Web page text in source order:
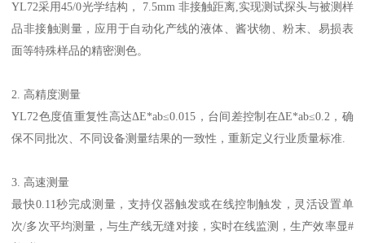
YL72采用45/0光学结构， 7.5mm 非接触距离,实现测试探头与被测样
品非接触测量，应用于自动化产线的液体、酱状物、粉末、易损表
面等特殊样品的精密测色。
2. 高精度测量
YL72色度值重复性高达ΔE*ab≤0.015 ，台间差控制在ΔE*ab≤0.2 ，确
保不同批次、不同设备测量结果的一致性，重新定义行业质量标准.
3. 高速测量
最快0.11秒完成测量，支持仪器触发或在线控制触发，灵活设置单
次/多次平均测量，与生产线无缝对接，实时在线监测，生产效率显#